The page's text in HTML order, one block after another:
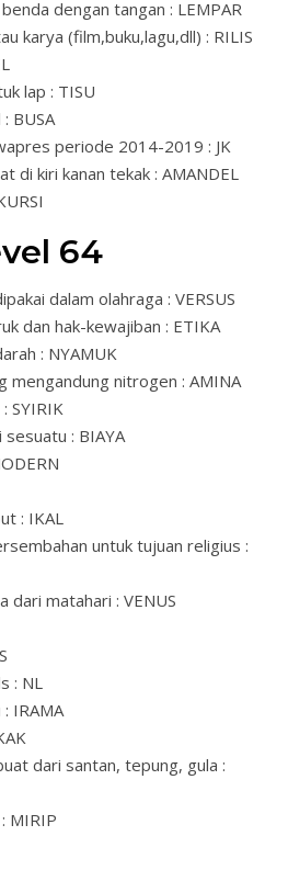
dengan tangan : LEMPAR
karya (film,buku,lagu,dll) : RILIS
lap : TISU
BUSA
periode 2014-2019 : JK
di kiri kanan tekak : AMANDEL
64
dalam olahraga : VERSUS
dan hak-kewajiban : ETIKA
: NYAMUK
mengandung nitrogen : AMINA
SYIRIK
: BIAYA
: IKAL
untuk tujuan religius :
dari matahari : VENUS
: NL
IRAMA
dari santan, tepung, gula :
MIRIP